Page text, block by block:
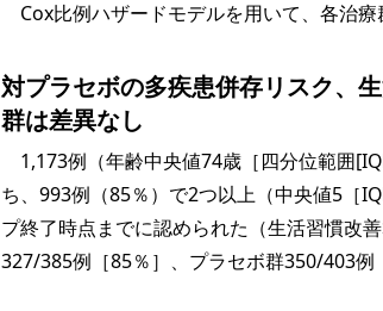
Cox比例ハザードモデルを用いて、各治
対プラセボの多疾患併存リスク、
群は差異なし
1,173例（年齢中央値74歳［四分位範囲
ち、993例（85％）で2つ以上（中央値5［
プ終了時点までに認められた（生活習慣改
327/385例［85％］、プラセボ群350/403例